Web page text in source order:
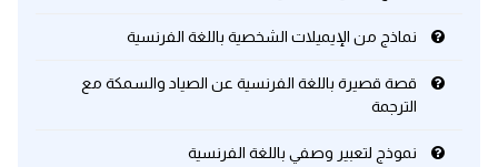
نماذج من الإيميلات الشخصية باللغة الفرنسية
قصة قصيرة باللغة الفرنسية عن الصياد والسمكة مع
الترجمة
نموذج لتعبير وصفي باللغة الفرنسية